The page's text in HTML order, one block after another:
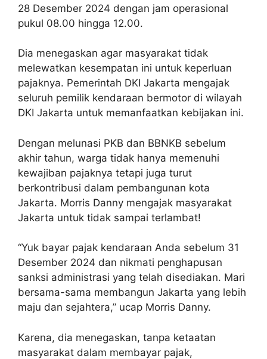
28 Desember 2024 dengan jam operasional
pukul 08.00 hingga 12.00.
Dia menegaskan agar masyarakat tidak
melewatkan kesempatan ini untuk keperluan
pajaknya. Pemerintah DKI Jakarta mengajak
seluruh pemilik kendaraan bermotor di wilayah
DKI Jakarta untuk memanfaatkan kebijakan ini.
Dengan melunasi PKB dan BBNKB sebelum
akhir tahun, warga tidak hanya memenuhi
kewajiban pajaknya tetapi juga turut
berkontribusi dalam pembangunan kota
Jakarta. Morris Danny mengajak masyarakat
Jakarta untuk tidak sampai terlambat!
“Yuk bayar pajak kendaraan Anda sebelum 31
Desember 2024 dan nikmati penghapusan
sanksi administrasi yang telah disediakan. Mari
bersama-sama membangun Jakarta yang lebih
maju dan sejahtera,” ucap Morris Danny.
Karena, dia menegaskan, tanpa ketaatan
masyarakat dalam membayar pajak,